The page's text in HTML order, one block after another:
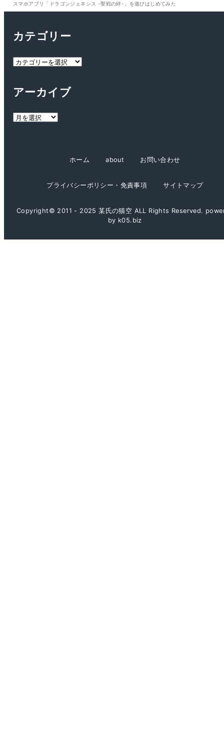
スマホアプリ「ドラゴンジェネシス -聖戦の絆-」を遊びはじめてみた
カテゴリー
カ
リ
アーカイブ
ア
ホーム about お問い合わせ
プライバシーポリシー・免責事項 サイトマップ
Copyright© 2011 - 2025 某氏の猫空 ALL Rights Reserved.
by k05.biz